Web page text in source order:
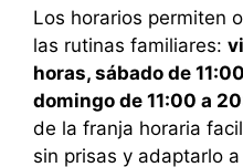
Los horarios permiten
las rutinas familiares:
horas, sábado de
domingo de 11:00 a
de la franja horaria
sin prisas y adaptarlo